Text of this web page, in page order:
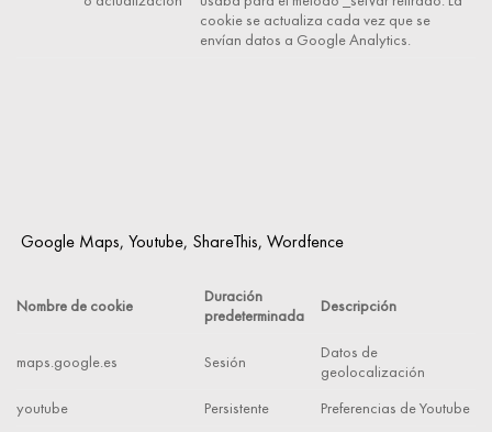
cookie se actualiza cada vez que se
envían datos a Google Analytics.
Google Maps, Youtube, ShareThis, Wordfence
Nombre de cookie
Duración
predeterminada
Descripción
maps.google.es Sesión
Datos de
geolocalización
youtube
Persistente Preferencias de Youtube